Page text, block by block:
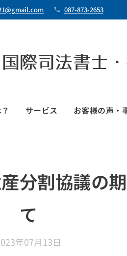
087-873-2653
際司法書士
サービス お客様の声・
分割協議の
て
年07月13日